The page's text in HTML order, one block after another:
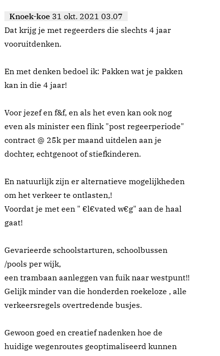
Knoek-koe 31 okt. 2021 03.07
Dat krijg je met regeerders die slechts 4 jaar
vooruitdenken.
En met denken bedoel ik: Pakken wat je pakken
kan in die 4 jaar!
Voor jezef en f&f, en als het even kan ook nog
even als minister een flink "post regeerperiode"
contract @ 25k per maand uitdelen aan je
dochter, echtgenoot of stiefkinderen.
En natuurlijk zijn er alternatieve mogelijkheden
om het verkeer te ontlasten,!
Voordat je met een " €l€vated w€g" aan de haal
gaat!
Gevarieerde schoolstarturen, schoolbussen
/pools per wijk,
een trambaan aanleggen van fuik naar westpunt!!
Gelijk minder van die honderden roekeloze , alle
verkeersregels overtredende busjes.
Gewoon goed en creatief nadenken hoe de
huidige wegenroutes geoptimaliseerd kunnen